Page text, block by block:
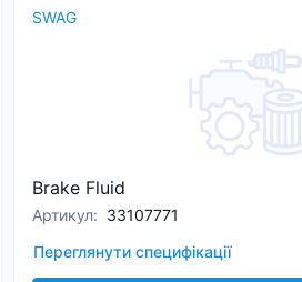
SWAG
Brake Fluid
Артикул: 33107771
Переглянути специфікації